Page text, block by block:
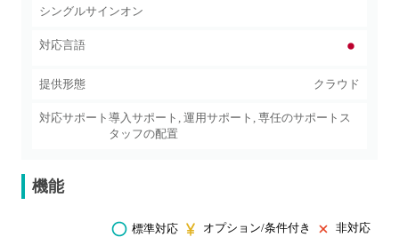
シングルサインオン
対応言語
提供形態 クラウド
対応サポート 導入サポート, 運用サポート, 専任のサポートス
タッフの配置
機能
標準対応 オプション/条件付き 非対応